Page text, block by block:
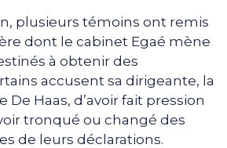
plusieurs témoins ont remis
dont le cabinet Egaé mène
à obtenir des
accusent sa dirigeante, la
Haas, d’avoir fait pression
tronqué ou changé des
de leurs déclarations.